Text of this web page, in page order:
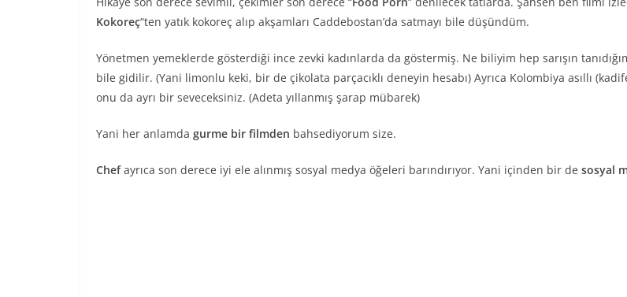
Kokoreç“ten yatık kokoreç alıp akşamları Caddebostan’da satmayı bile düşündüm.
Yönetmen yemeklerde gösterdiği ince zevki kadınlarda da göstermiş. Ne biliyim hep sarışın
bile gidilir. (Yani limonlu keki, bir de çikolata parçacıklı deneyin hesabı) Ayrıca Kolombiya asıllı
onu da ayrı bir seveceksiniz. (Adeta yıllanmış şarap mübarek)
Yani her anlamda gurme bir filmden bahsediyorum size.
Chefayrıca son derece iyi ele alınmış sosyal medya öğeleri barındırıyor. Yani içinden bir de sosyal